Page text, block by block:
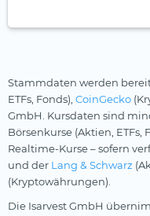
Stammdaten werden
ETFs, Fonds), CoinGecko
GmbH. Kursdaten sind
Börsenkurse (Aktien, ETFs,
Realtime-Kurse – sofern
und der Lang & Schwarz
(Kryptowährungen).
Die Isarvest GmbH